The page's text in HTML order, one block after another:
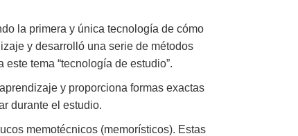
la primera y única tecnología de cómo
y desarrolló una serie de métodos
tema “tecnología de estudio”.
y proporciona formas exactas
durante el estudio.
memotécnicos (memorísticos). Estas